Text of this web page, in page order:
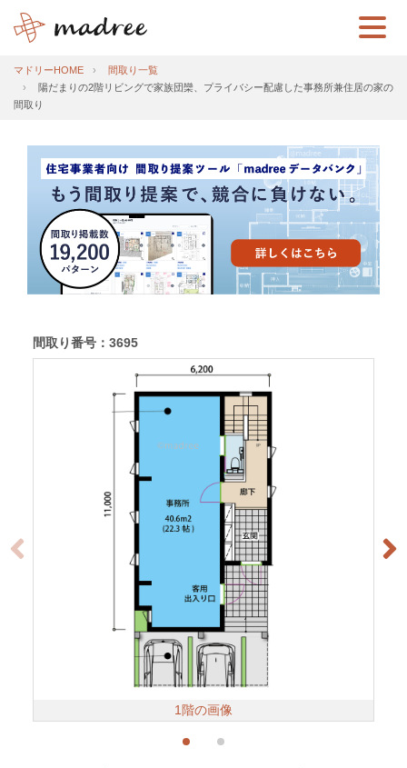
マドリーHOME
間取り一覧
陽だまりの2階リビングで家族団欒、プライバシー配慮した事務所兼住居の家の
間取り
間取り番号：3695
1階の画像